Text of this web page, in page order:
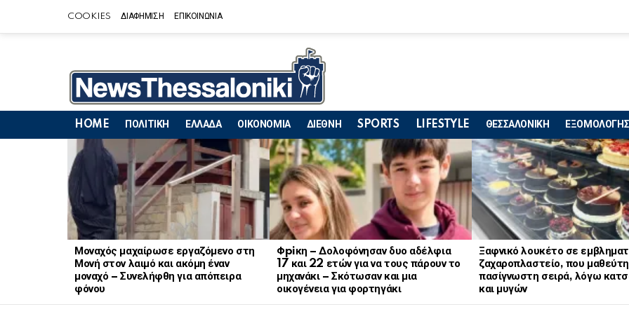
COOKIES ΔΙΑΦΗΜΙΣΗ ΕΠΙΚΟΙΝΩΝΙΑ
HOME ΠΟΛΙΤΙΚΗ ΕΛΛΑΔΑ ΟΙΚΟΝΟΜΙΑ ΔΙΕΘΝΗ SPORTS LIFESTYLE ΘΕΣΣΑΛΟΝΙΚΗ
LATEST
STORIES
Μοναχός μαχαίρωσε εργαζόμενο στη
Μονή στον λαιμό και ακόμη έναν
μοναχό – Συνελήφθη για απόπειρα
φόνου
Φpiκη – Δολοφόνησαν δυο αδέλφια
17 και 22 ετών για να τους πάρουν το
μηχανάκι – Σκότωσαν και μια
οικογένεια για φορτηγάκι
Ξαφνικό λουκέτο σε
ζαχαροπλαστείο, που
πασίγνωστη σειρά, λόγω
και μυγών